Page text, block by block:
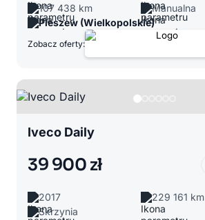
107 438 km
Manualna
Pleszew (Wielkopolskie)
Zobacz oferty:
Iveco Daily
39 900 zł
2017
229 161 km
Skrzynia